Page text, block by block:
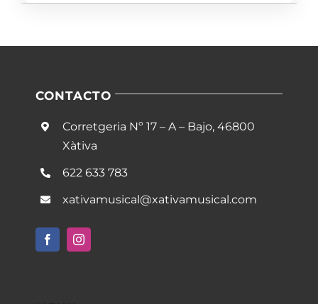
CONTACTO
Corretgeria Nº 17 – A – Bajo, 46800
Xàtiva
622 633 783
xativamusical@xativamusical.com